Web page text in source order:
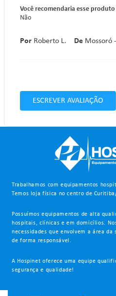
Você recomendaria esse produto
Não
Por Roberto L. De Mossoró
ESCREVER AVALIAÇÃO
Trabalhamos com equipamentos
Temos loja física no centro de
Possuímos equipamentos de alta
hospitais, clínicas e em domicílios.
necessidades que envolvem a área
de forma responsável.
A Hospinet oferece uma equipe
segurança e qualidade!